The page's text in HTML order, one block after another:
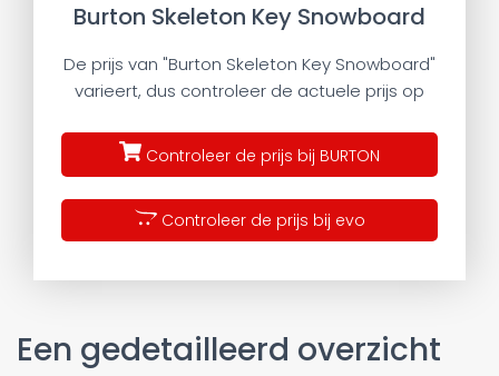
Burton Skeleton Key Snowboard
De prijs van "Burton Skeleton Key Snowboard"
varieert, dus controleer de actuele prijs op
Controleer de prijs bij BURTON
Controleer de prijs bij evo
Een gedetailleerd overzicht